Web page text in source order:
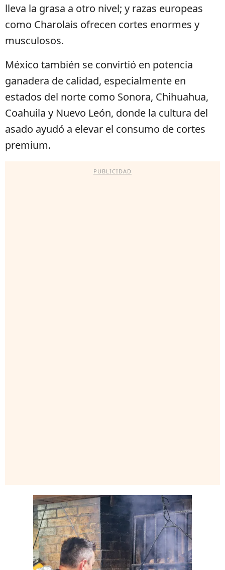
lleva la grasa a otro nivel; y razas europeas
como Charolais ofrecen cortes enormes y
musculosos.
México también se convirtió en potencia
ganadera de calidad, especialmente en
estados del norte como Sonora, Chihuahua,
Coahuila y Nuevo León, donde la cultura del
asado ayudó a elevar el consumo de cortes
premium.
PUBLICIDAD